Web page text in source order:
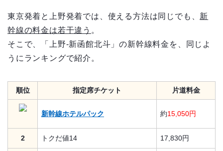
東京発着と上野発着では、使える方法は同じでも、 新
幹線の料金は若干違う 。
そこで、「上野-新函館北斗」の新幹線料金を、同じよ
うにランキングで紹介。
順位 指定席チケット 片道料金
新幹線ホテルパック 約15,050円
2 トクだ値14 17,830円